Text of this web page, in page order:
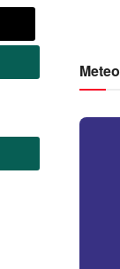
Meteo